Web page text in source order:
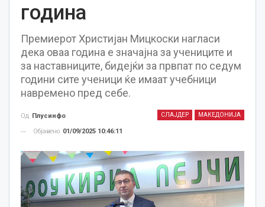
година
Премиерот Христијан Мицкоски нагласи
дека оваа година е значајна за учениците и
за наставниците, бидејќи за првпат по седум
години сите ученици ќе имаат учебници
навремено пред себе.
СЛАЈДЕР МАКЕДОНИЈА
Од Плусинфо
Објавено 01/09/2025 10:46:11